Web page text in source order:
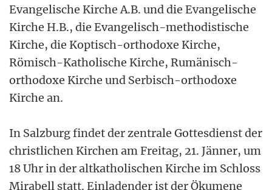
Evangelische Kirche A.B. und die Evangelische
Kirche H.B., die Evangelisch-methodistische
Kirche, die Koptisch-orthodoxe Kirche,
Römisch-Katholische Kirche, Rumänisch-
orthodoxe Kirche und Serbisch-orthodoxe
Kirche an.
In Salzburg findet der zentrale Gottesdienst der
christlichen Kirchen am Freitag, 21. Jänner, um
18 Uhr in der altkatholischen Kirche im Schloss
Mirabell statt. Einladender ist der Ökumene